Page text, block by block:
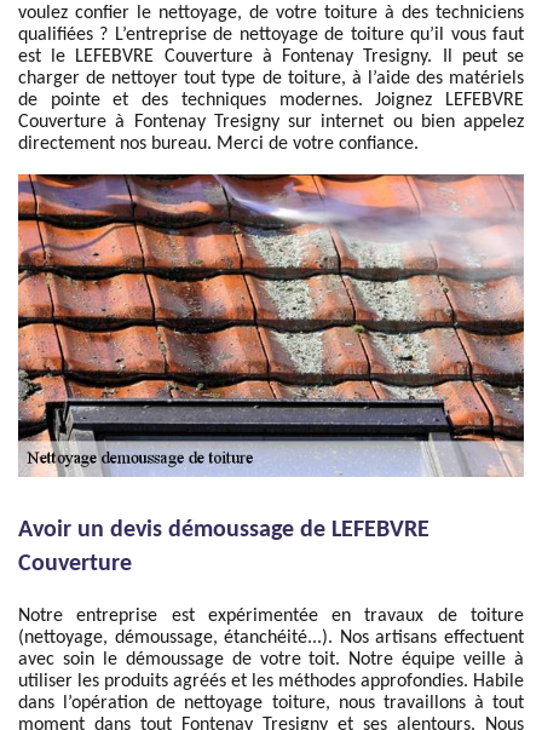
voulez confier le nettoyage, de votre toiture à des techniciens
qualifiées ? L’entreprise de nettoyage de toiture qu’il vous faut
est le LEFEBVRE Couverture à Fontenay Tresigny. Il peut se
charger de nettoyer tout type de toiture, à l’aide des matériels
de pointe et des techniques modernes. Joignez LEFEBVRE
Couverture à Fontenay Tresigny sur internet ou bien appelez
directement nos bureau. Merci de votre confiance.
Avoir un devis démoussage de LEFEBVRE
Couverture
Notre entreprise est expérimentée en travaux de toiture
(nettoyage, démoussage, étanchéité...). Nos artisans effectuent
avec soin le démoussage de votre toit. Notre équipe veille à
utiliser les produits agréés et les méthodes approfondies. Habile
dans l’opération de nettoyage toiture, nous travaillons à tout
moment dans tout Fontenay Tresigny et ses alentours. Nous